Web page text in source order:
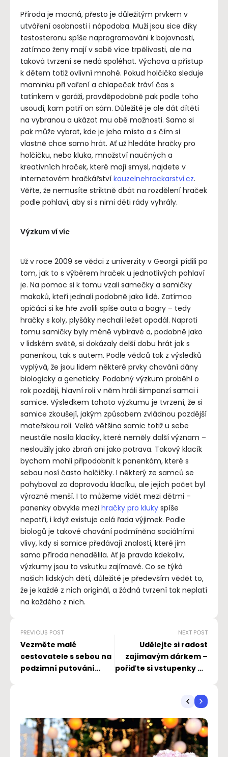
Příroda je mocná, přesto je důležitým prvkem v
utváření osobnosti i nápodoba. Muži jsou sice díky
testosteronu spíše naprogramováni k bojovnosti,
zatímco ženy mají v sobě více trpělivosti, ale na
taková tvrzení se nedá spoléhat. Výchova a přístup
k dětem totiž ovlivní mnohé. Pokud holčička sleduje
maminku při vaření a chlapeček tráví čas s
tatínkem v garáži, pravděpodobně pak podle toho
usoudí, kam patří on sám. Důležité je ale dát dítěti
na vybranou a ukázat mu obě možnosti. Samo si
pak může vybrat, kde je jeho místo a s čím si
vlastně chce samo hrát. Ať už hledáte hračky pro
holčičku, nebo kluka, množství naučných a
kreativních hraček, které mají smysl, najdete v
internetovém hračkářství kouzelnehrackarstvi.cz.
Věřte, že nemusíte striktně dbát na rozdělení hraček
podle pohlaví, aby si s nimi děti rády vyhrály.
Výzkum ví víc
Už v roce 2009 se vědci z univerzity v Georgii pídili po
tom, jak to s výběrem hraček u jednotlivých pohlaví
je. Na pomoc si k tomu vzali samečky a samičky
makaků, kteří jednali podobně jako lidé. Zatímco
opičáci si ke hře zvolili spíše auta a bagry – tedy
hračky s koly, plyšáky nechali ležet opodál. Naproti
tomu samičky byly méně vybíravé a, podobně jako
v lidském světě, si dokázaly delší dobu hrát jak s
panenkou, tak s autem. Podle vědců tak z výsledků
vyplývá, že jsou lidem některé prvky chování dány
biologicky a geneticky. Podobný výzkum proběhl o
rok později, hlavní roli v něm hráli šimpanzí samci i
samice. Výsledkem tohoto výzkumu je tvrzení, že si
samice zkoušejí, jakým způsobem zvládnou pozdější
mateřskou roli. Velká většina samic totiž u sebe
neustále nosila klacíky, které neměly další význam –
nesloužily jako zbraň ani jako potrava. Takový klacík
bychom mohli připodobnit k panenkám, které s
sebou nosí často holčičky. I některý ze samců se
pohyboval za doprovodu klacíku, ale jejich počet byl
výrazně menší. I to můžeme vidět mezi dětmi –
panenky obvykle mezi hračky pro kluky spíše
nepatří, i když existuje celá řada výjimek. Podle
biologů je takové chování podmíněno sociálními
vlivy, kdy si samice předávají znalosti, které jim
sama příroda nenadělila. Ať je pravda kdekoliv,
výzkumy jsou to vskutku zajímavé. Co se týká
našich lidských dětí, důležité je především vědět to,
že je každé z nich originál, a žádná tvrzení tak neplatí
na každého z nich.
PREVIOUS POST
Vezměte malé
cestovatele s sebou na
podzimní putování
NEXT POST
Udělejte si radost
zajímavým dárkem –
pořiďte si vstupenky na